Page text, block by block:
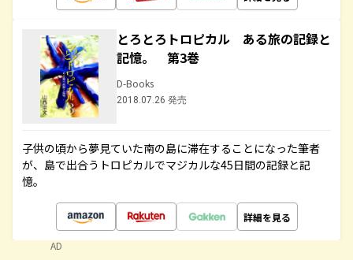
とろとろトロピカル ある旅の記録と
記憶。 第3巻
D-Books
2018.07.26 発売
子供の頃から夢見ていた南の島に滞在することになった筆者
が、島で出合うトロピカルでマジカルな45日間の記録と記
憶。
詳細を見る
AD